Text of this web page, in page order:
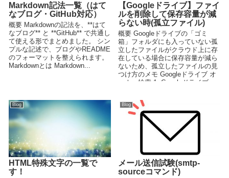
Markdown記法一覧（はて
なブログ・GitHub対応）
概要 Markdownの記法を、**はて
なブログ** と **GitHub** で共通し
て使える形でまとめました。 シン
プルな記述で、ブログやREADME
のフォーマットを整えられます。
Markdownとは Markdown...
【Googleドライブ】ファイ
ルを削除して保存容量が減
らない時(孤立ファイル)
概要 Googleドライブの「ゴミ
箱」フォルダにも入っていない孤
立したファイルがクラウド上に存
在している場合に保存容量が減ら
ないため、孤立したファイルの見
つけ方のメモ Googleドライブ オ
ーナー検索 1. Googleドライブ...
Blog
HTML特殊文字の一覧で
す！
Blog
メール送信試験(smtp-
sourceコマンド)